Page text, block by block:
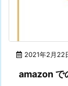
2021年2月22
amazon で